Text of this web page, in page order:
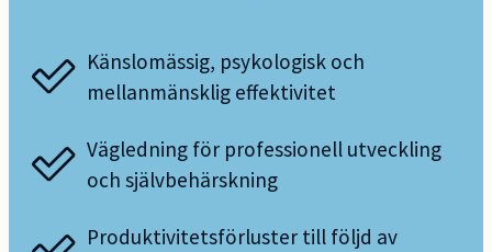
Känslomässig, psykologisk och
mellanmänsklig effektivitet
Vägledning för professionell utveckling
och självbehärskning
Produktivitetsförluster till följd av